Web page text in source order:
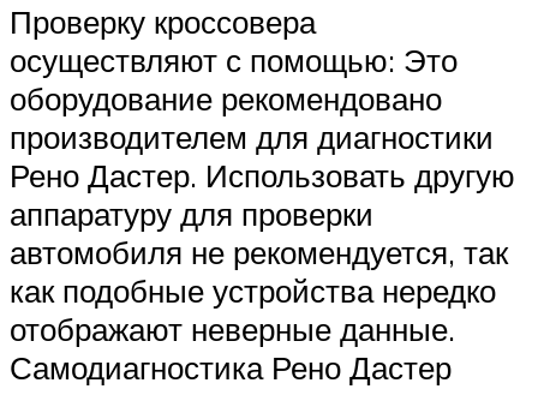
Проверку кроссовера
осуществляют с помощью: Это
оборудование рекомендовано
производителем для диагностики
Рено Дастер. Использовать другую
аппаратуру для проверки
автомобиля не рекомендуется, так
как подобные устройства нередко
отображают неверные данные.
Самодиагностика Рено Дастер